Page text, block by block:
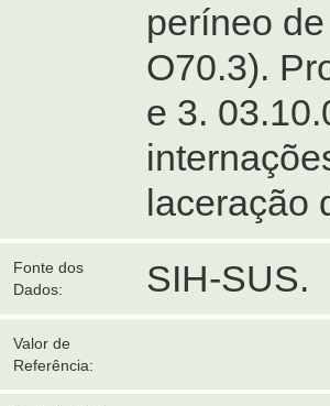
períneo
O70.3).
e 3.
laceração
Fonte dos
Dados:
SIH-SUS.
Valor de
Referência: